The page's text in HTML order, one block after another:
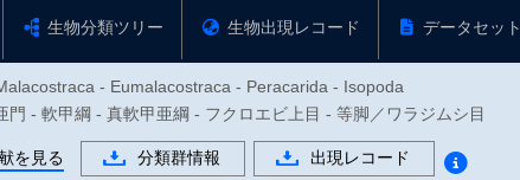
生物分類ツリー 生物出現レコード データセット
- Eumalacostraca - Peracarida - Isopoda
- 軟甲綱 - 真軟甲亜綱 - フクロエビ上目 - 等脚／ワラジムシ目
を見る 分類群情報 出現レコード